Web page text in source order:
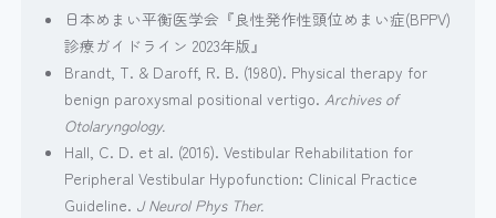
日本めまい平衡医学会『良性発作性頭位めまい症(BPPV)
診療ガイドライン 2023年版』
Brandt, T. & Daroff, R. B. (1980). Physical therapy for
benign paroxysmal positional vertigo. Archives of
Otolaryngology.
Hall, C. D. et al. (2016). Vestibular Rehabilitation for
Peripheral Vestibular Hypofunction: Clinical Practice
Guideline. J Neurol Phys Ther.